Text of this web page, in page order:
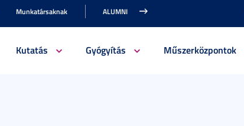
Munkatársaknak ALUMNI
Kutatás Gyógyítás Műszerközpontok